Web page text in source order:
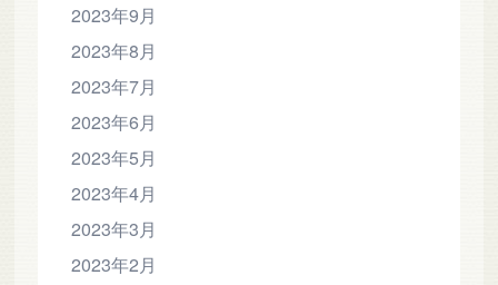
2023年9月
2023年8月
2023年7月
2023年6月
2023年5月
2023年4月
2023年3月
2023年2月